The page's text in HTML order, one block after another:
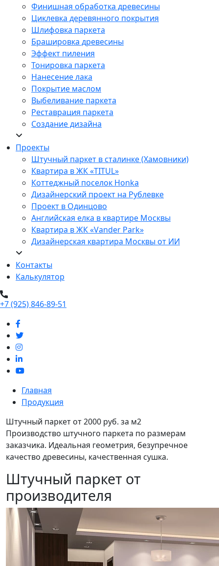
Финишная обработка древесины
Циклевка деревянного покрытия
Шлифовка паркета
Брашировка древесины
Эффект пиления
Тонировка паркета
Нанесение лака
Покрытие маслом
Выбеливание паркета
Реставрация паркета
Создание дизайна
Проекты
Штучный паркет в сталинке (Хамовники)
Квартира в ЖК «TITUL»
Коттеджный поселок Honka
Дизайнерский проект на Рублевке
Проект в Одинцово
Английская елка в квартире Москвы
Квартира в ЖК «Vander Park»
Дизайнерская квартира Москвы от ИИ
Контакты
Калькулятор
+7 (925) 846-89-51
Главная
Продукция
Штучный паркет от 2000 руб. за м2
Производство штучного паркета по размерам
заказчика. Идеальная геометрия, безупречное
качество древесины, качественная сушка.
Штучный паркет от
производителя